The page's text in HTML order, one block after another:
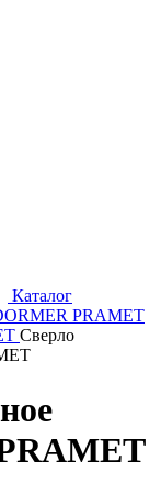
Каталог
PRAMET
Сверло